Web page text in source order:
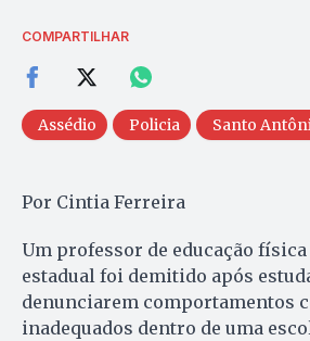
COMPARTILHAR
Assédio Policia Santo
Por Cintia Ferreira
Um professor de educação
estadual foi demitido após
denunciarem comportamentos
inadequados dentro de uma